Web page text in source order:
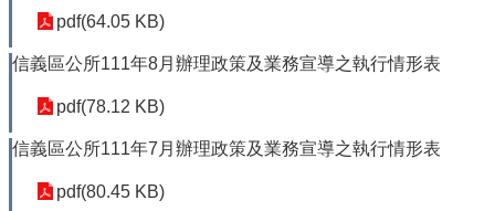
pdf(64.05 KB)
信義區公所111年8月辦理政策及業務宣導之執行情形表
pdf(78.12 KB)
信義區公所111年7月辦理政策及業務宣導之執行情形表
pdf(80.45 KB)